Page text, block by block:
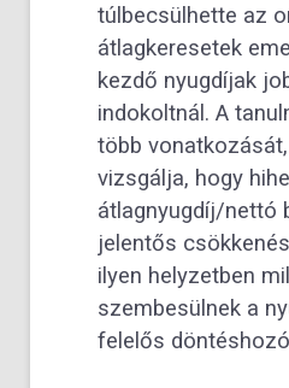
túlbecsülhette az
átlagkeresetek
kezdő nyugdíjak
indokoltnál. A
több
vizsgálja, hogy
átlagnyugdíj/nettó
jelentős
ilyen helyzetben
szembesülnek a
felelős